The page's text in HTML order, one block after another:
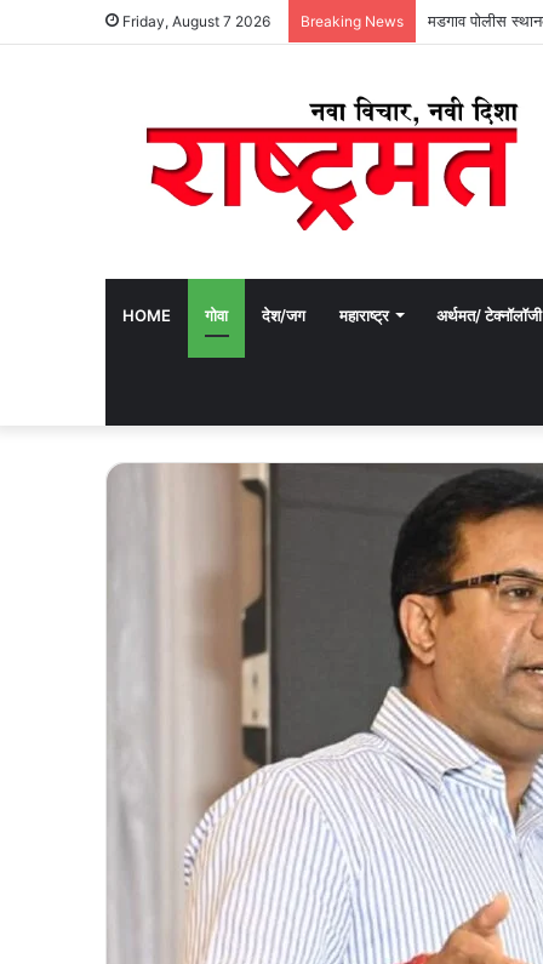
Friday, August 7 2026 Breaking News मडगाव पोलीस
HOME गोवा देश/जग महाराष्ट्र अर्थमत/ टेक्नॉलॉजी